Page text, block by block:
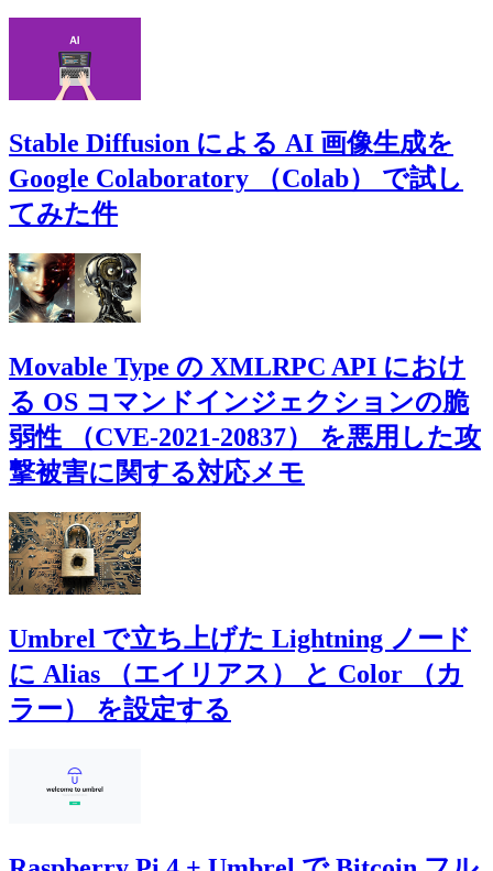
Stable Diffusion による AI 画像生成を
Google Colaboratory （Colab） で試し
てみた件
Movable Type の XMLRPC API におけ
る OS コマンドインジェクションの脆
弱性 （CVE-2021-20837） を悪用した攻
撃被害に関する対応メモ
Umbrel で立ち上げた Lightning ノード
に Alias （エイリアス） と Color （カ
ラー） を設定する